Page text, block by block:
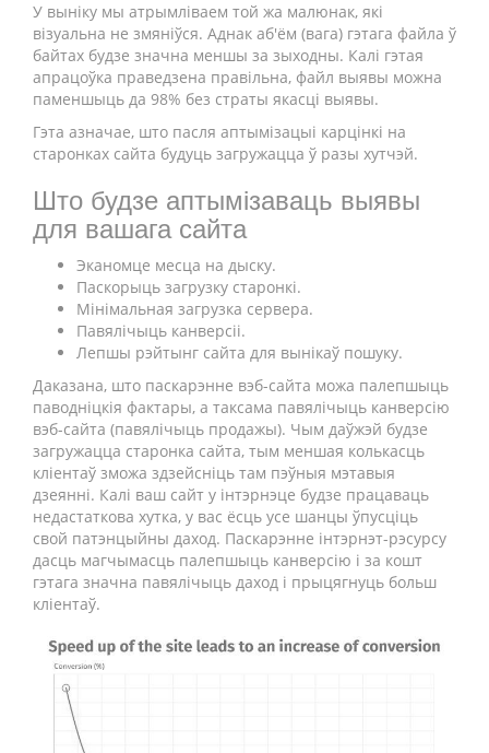
У выніку мы атрымліваем той жа малюнак, які
візуальна не змяніўся. Аднак аб'ём (вага) гэтага файла ў
байтах будзе значна меншы за зыходны. Калі гэтая
апрацоўка праведзена правільна, файл выявы можна
паменшыць да 98% без страты якасці выявы.
Гэта азначае, што пасля аптымізацыі карцінкі на
старонках сайта будуць загружацца ў разы хутчэй.
Што будзе аптымізаваць выявы
для вашага сайта
Эканомце месца на дыску.
Паскорыць загрузку старонкі.
Мінімальная загрузка сервера.
Павялічыць канверсіі.
Лепшы рэйтынг сайта для вынікаў пошуку.
Даказана, што паскарэнне вэб-сайта можа палепшыць
паводніцкія фактары, а таксама павялічыць канверсію
вэб-сайта (павялічыць продажы). Чым даўжэй будзе
загружацца старонка сайта, тым меншая колькасць
кліентаў зможа здзейсніць там пэўныя мэтавыя
дзеянні. Калі ваш сайт у інтэрнэце будзе працаваць
недастаткова хутка, у вас ёсць усе шанцы ўпусціць
свой патэнцыйны даход. Паскарэнне інтэрнэт-рэсурсу
дасць магчымасць палепшыць канверсію і за кошт
гэтага значна павялічыць даход і прыцягнуць больш
кліентаў.